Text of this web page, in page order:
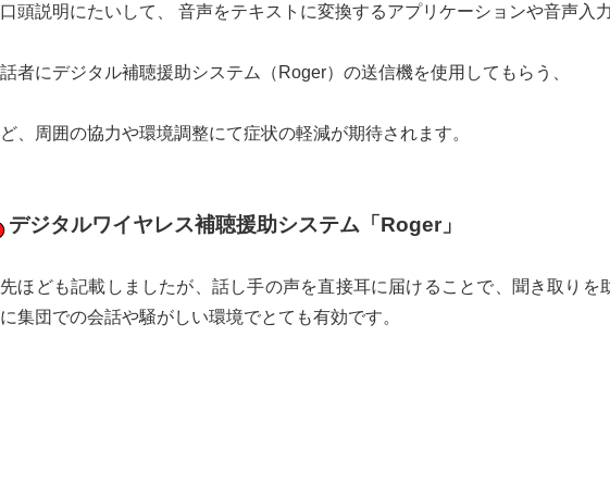
頭説明にたいして、 音声をテキストに変換するアプリケーションや音声入
者にデジタル補聴援助システム（Roger）の送信機を使用してもらう、
、周囲の協力や環境調整にて症状の軽減が期待されます。
デジタルワイヤレス補聴援助システム「Roger」
ども記載しましたが、話し手の声を直接耳に届けることで、聞き取りを
集団での会話や騒がしい環境でとても有効です。